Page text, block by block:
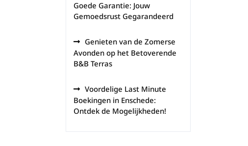
Goede Garantie: Jouw
Gemoedsrust Gegarandeerd
Genieten van de Zomerse
Avonden op het Betoverende
B&B Terras
Voordelige Last Minute
Boekingen in Enschede:
Ontdek de Mogelijkheden!